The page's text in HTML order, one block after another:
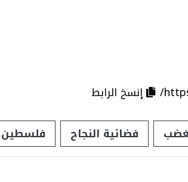
إنسخ الرابط
فضائية النجاح فلسطين